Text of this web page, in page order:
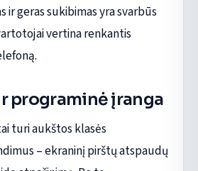
ir geras sukibimas yra svarbūs
vertina renkantis
programinė įranga
turi aukštos klasės
– ekraninį pirštų atspaudų